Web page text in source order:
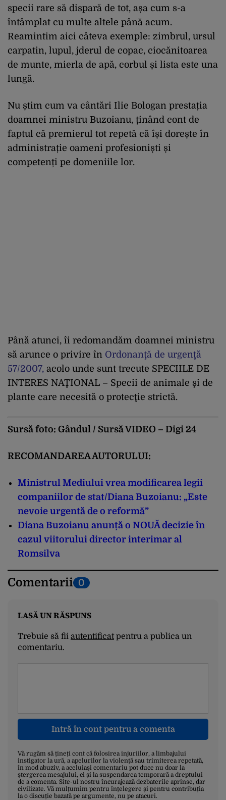
specii rare să dispară de tot, așa cum s-a
întâmplat cu multe altele până acum.
Reamintim aici câteva exemple: zimbrul, ursul
carpatin, lupul, jderul de copac, ciocănitoarea
de munte, mierla de apă, corbul și lista este una
lungă.
Nu știm cum va cântări Ilie Bologan prestația
doamnei ministru Buzoianu, ținând cont de
faptul că premierul tot repetă că își dorește în
administrație oameni profesioniști și
competenți pe domeniile lor.
Până atunci, îi redomandăm doamnei ministru
să arunce o privire în Ordonanţă de urgenţă
57/2007, acolo unde sunt trecute SPECIILE DE
INTERES NAŢIONAL – Specii de animale şi de
plante care necesită o protecţie strictă.
Sursă foto: Gândul / Sursă VIDEO – Digi 24
RECOMANDAREA AUTORULUI:
Ministrul Mediului vrea modificarea legii
companiilor de stat/Diana Buzoianu: „Este
nevoie urgentă de o reformă”
Diana Buzoianu anunță o NOUĂ decizie în
cazul viitorului director interimar al
Romsilva
Comentarii 0
LASĂ UN RĂSPUNS
Trebuie să fii autentificatpentru a publica un
comentariu.
Intră în cont pentru a comenta
Vă rugăm să țineți cont că folosirea injuriilor, a limbajului
instigator la ură, a apelurilor la violență sau trimiterea repetată,
în mod abuziv, a aceluiași comentariu pot duce nu doar la
ștergerea mesajului, ci și la suspendarea temporară a dreptului
de a comenta. Site-ul nostru încurajează dezbaterile aprinse, dar
civilizate. Vă mulțumim pentru înțelegere și pentru contribuția
la o discuție bazată pe argumente, nu pe atacuri.